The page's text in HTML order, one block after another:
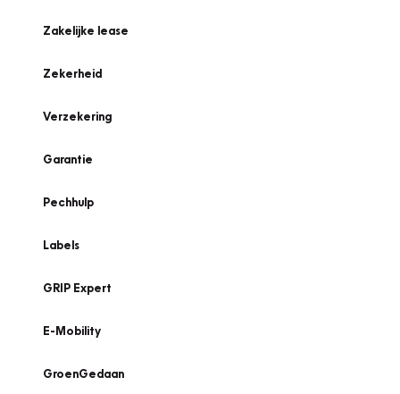
Zakelijke lease
Zekerheid
Verzekering
Garantie
Pechhulp
Labels
GRIP Expert
E-Mobility
GroenGedaan